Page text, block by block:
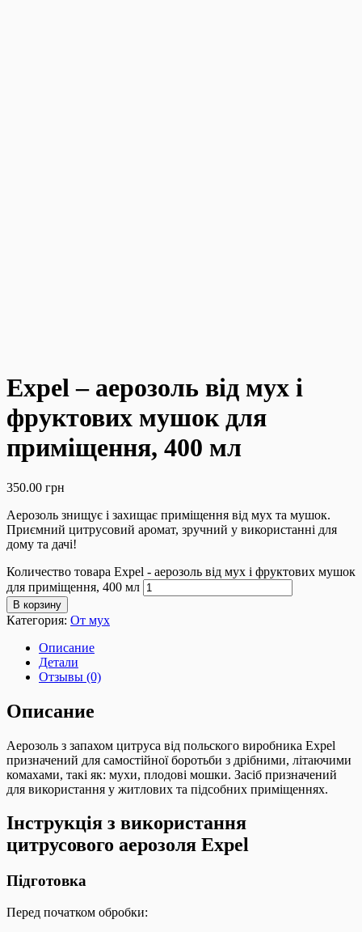
Expel – аерозоль від мух і
фруктових мушок для
приміщення, 400 мл
350.00 грн
Аерозоль знищує і захищає приміщення від мух та мушок.
Приємний цитрусовий аромат, зручний у використанні для
дому та дачі!
Количество товара Expel - аерозоль від мух і фруктових мушок
для приміщення, 400 мл
В корзину
Категория: От мух
Описание
Детали
Отзывы (0)
Описание
Аерозоль з запахом цитруса від польского виробника Expel
призначений для самостійної боротьби з дрібними, літаючими
комахами, такі як: мухи, плодові мошки. Засіб призначений
для використання у житлових та підсобних приміщеннях.
Інструкція з використання
цитрусового аерозоля Expel
Підготовка
Перед початком обробки: